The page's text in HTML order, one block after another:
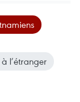
l’étranger